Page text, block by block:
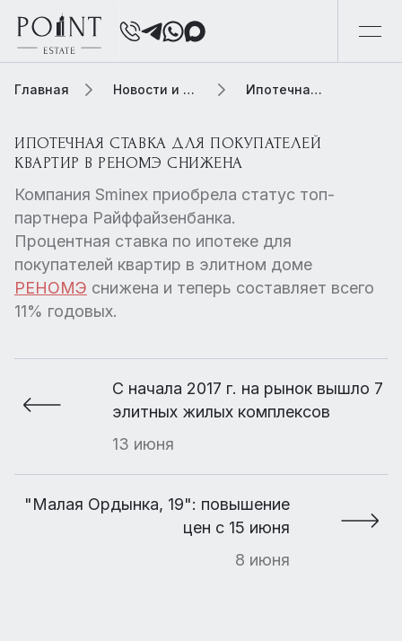
Главная Новости и обзоры Ипотечная ставка для покупателей квартир в РЕНОМЭ снижена
ИПОТЕЧНАЯ СТАВКА ДЛЯ ПОКУПАТЕЛЕЙ
КВАРТИР В РЕНОМЭ СНИЖЕНА
Компания Sminex приобрела статус топ-
партнера Райффайзенбанка.
Процентная ставка по ипотеке для
покупателей квартир в элитном доме
РЕНОМЭ снижена и теперь составляет всего
11% годовых.
С начала 2017 г. на рынок вышло 7
элитных жилых комплексов
13 июня
"Малая Ордынка, 19": повышение
цен с 15 июня
8 июня